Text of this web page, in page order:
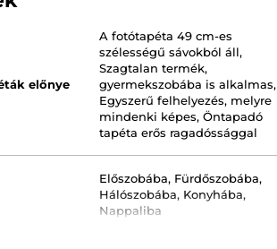
előnye
A fotótapéta 49 cm-es
szélességű sávokból áll,
Szagtalan termék,
gyermekszobába is alkalmas,
Egyszerű felhelyezés, melyre
mindenki képes,Öntapadó
tapéta erős ragadóssággal
Előszobába, Fürdőszobába,
Hálószobába, Konyhába,
Nappaliba